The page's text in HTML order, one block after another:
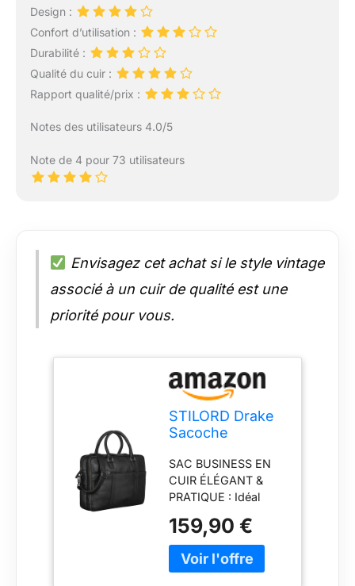
Design :
Confort d’utilisation :
Durabilité :
Qualité du cuir :
Rapport qualité/prix :
Notes des utilisateurs 4.0/5
Note de 4 pour 73 utilisateurs
Envisagez cet achat si le style vintage
associé à un cuir de qualité est une
priorité pour vous.
STILORD Drake
Sacoche
Vintage Sac
Business Cuir
Homme Femme |
Vintage Sac
Bureau Grand
Format pour
Bureau, Travail &
SAC BUSINESS EN
CUIR ÉLÉGANT &
PRATIQUE : Idéal
l’université et les
voyages d’affaires.
Design vintage
159,90 €